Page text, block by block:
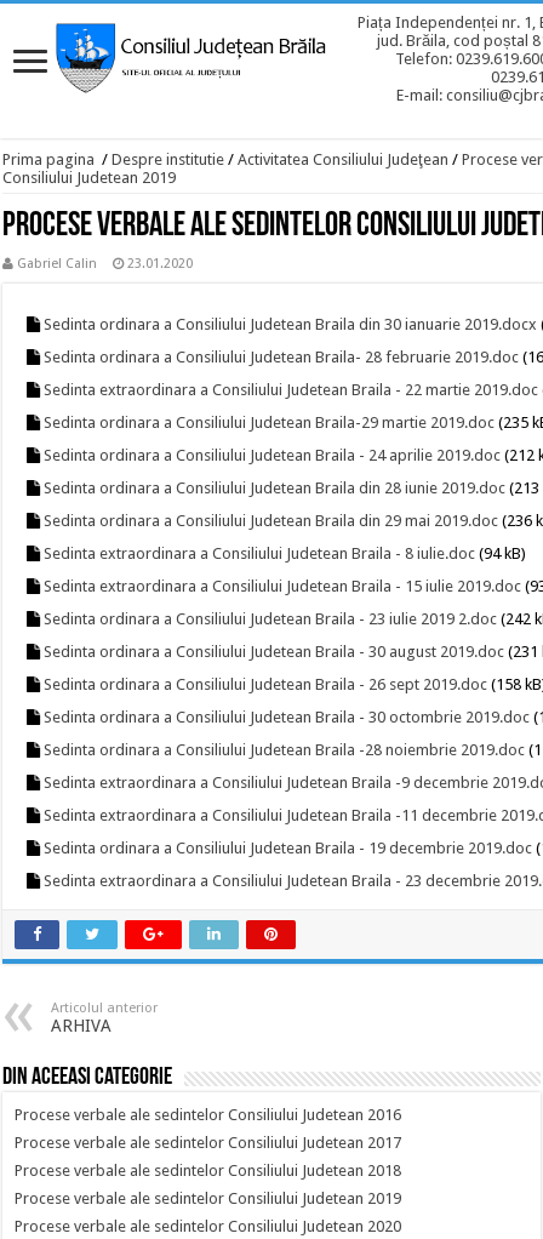
Piața Independenței nr. 1,
jud. Brăila, cod poștal
Telefon:
E-mail:
Prima pagina / Despre institutie / Activitatea Consiliului Judeţean / Procese
Consiliului Judetean 2019
Procese verbale ale sedintelor Consiliului
Gabriel Calin 23.01.2020
Sedinta ordinara a Consiliului Judetean Braila din 30 ianuarie 2019.docx
Sedinta ordinara a Consiliului Judetean Braila- 28 februarie 2019.doc
Sedinta extraordinara a Consiliului Judetean Braila - 22 martie 2019.doc
Sedinta ordinara a Consiliului Judetean Braila-29 martie 2019.doc (235
Sedinta ordinara a Consiliului Judetean Braila - 24 aprilie 2019.doc (212
Sedinta ordinara a Consiliului Judetean Braila din 28 iunie 2019.doc (213
Sedinta ordinara a Consiliului Judetean Braila din 29 mai 2019.doc (236
Sedinta extraordinara a Consiliului Judetean Braila - 8 iulie.doc (94 kB)
Sedinta extraordinara a Consiliului Judetean Braila - 15 iulie 2019.doc
Sedinta ordinara a Consiliului Judetean Braila - 23 iulie 2019 2.doc (242
Sedinta ordinara a Consiliului Judetean Braila - 30 august 2019.doc (231
Sedinta ordinara a Consiliului Judetean Braila - 26 sept 2019.doc (158
Sedinta ordinara a Consiliului Judetean Braila - 30 octombrie 2019.doc
Sedinta ordinara a Consiliului Judetean Braila -28 noiembrie 2019.doc
Sedinta extraordinara a Consiliului Judetean Braila -9 decembrie
Sedinta extraordinara a Consiliului Judetean Braila -11 decembrie
Sedinta ordinara a Consiliului Judetean Braila - 19 decembrie 2019.doc
Sedinta extraordinara a Consiliului Judetean Braila - 23 decembrie
Articolul anterior
ARHIVA
Din aceeasi categorie
Procese verbale ale sedintelor Consiliului Judetean 2016
Procese verbale ale sedintelor Consiliului Judetean 2017
Procese verbale ale sedintelor Consiliului Judetean 2018
Procese verbale ale sedintelor Consiliului Judetean 2019
Procese verbale ale sedintelor Consiliului Judetean 2020